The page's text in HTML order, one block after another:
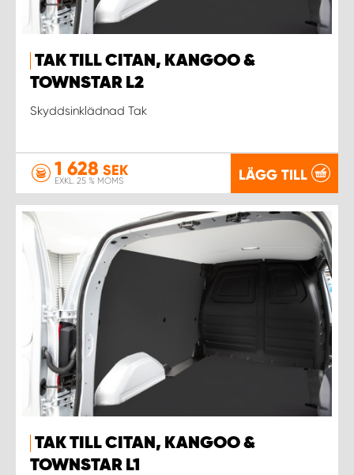
TAK TILL CITAN, KANGOO &
TOWNSTAR L2
Skyddsinklädnad Tak
1 628 SEK
EXKL. 25 % MOMS LÄGG TILL
TAK TILL CITAN, KANGOO &
TOWNSTAR L1